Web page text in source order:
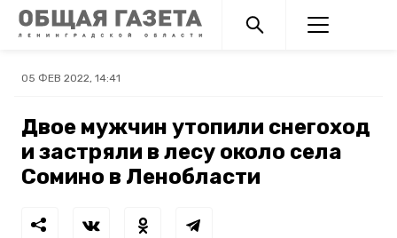
05 ФЕВ 2022, 14:41
Двое мужчин утопили снегоход
и застряли в лесу около села
Сомино в Ленобласти